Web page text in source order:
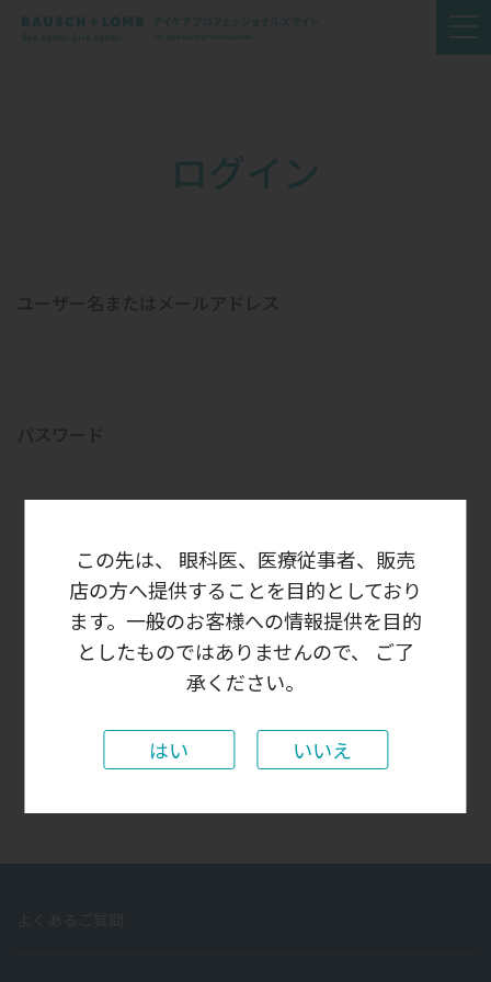
ログイン
ログイン状態を保存する
パスワードをお忘れの場合
はじめての方はこちら新規ユーザー登録
この先は、 眼科医、医療従事者、販売
店の方へ提供することを目的としており
ます。一般のお客様への情報提供を目的
としたものではありませんので、 ご了
承ください。
はい いいえ